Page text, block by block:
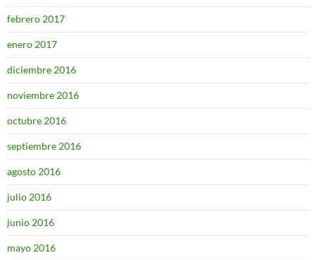
febrero 2017
enero 2017
diciembre 2016
noviembre 2016
octubre 2016
septiembre 2016
agosto 2016
julio 2016
junio 2016
mayo 2016